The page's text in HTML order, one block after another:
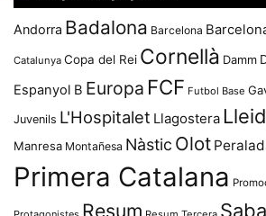
Andorra Badalona Barcelona
Catalunya Copa del Rei Cornellà Damm
Espanyol B Europa FCF Futbol Base
Juvenils L'Hospitalet Llagostera
Manresa Montañesa Nàstic Olot
Primera Catalana
Resum